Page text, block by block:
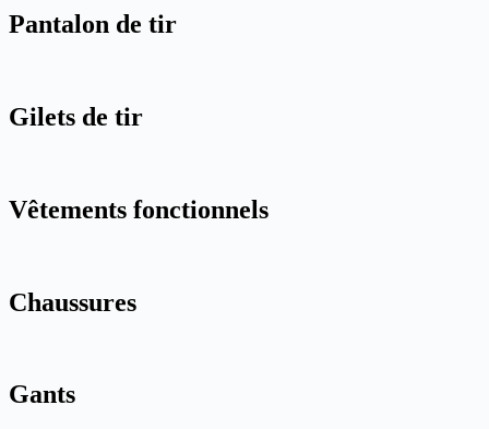
Pantalon de tir
Gilets de tir
Vêtements fonctionnels
Chaussures
Gants